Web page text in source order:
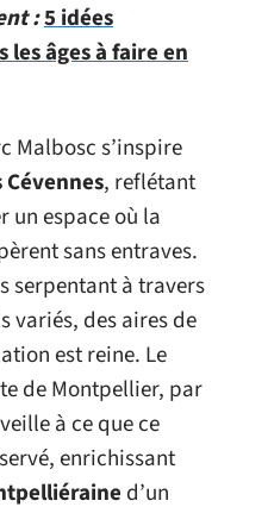
:5 idées
âges à faire en
Malbosc s’inspire
, reflétant
un espace où la
sans entraves.
serpentant à travers
variés, des aires de
est reine. Le
de Montpellier, par
à ce que ce
enrichissant
d’un